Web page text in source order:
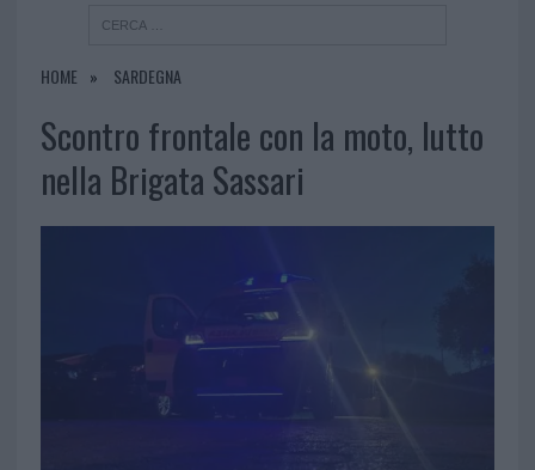
HOME SARDEGNA
Scontro frontale con la moto, lutto
nella Brigata Sassari